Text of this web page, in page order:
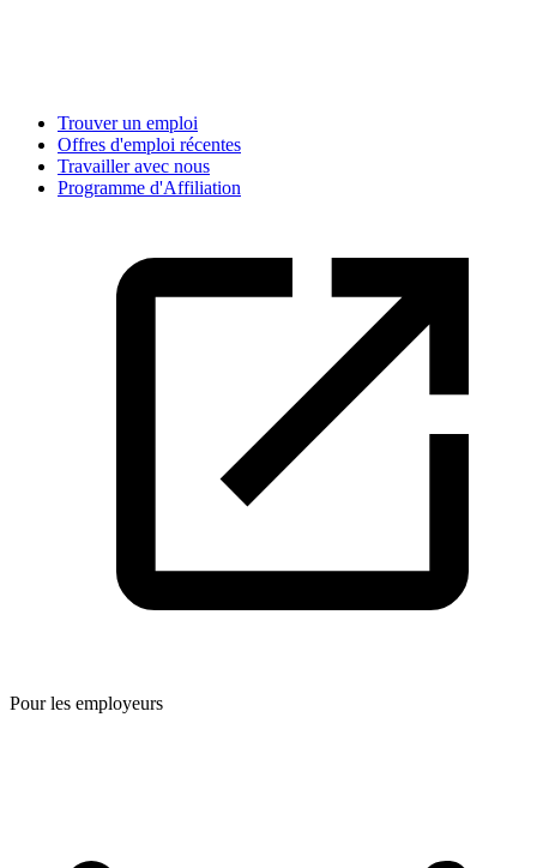
Trouver un emploi
Offres d'emploi récentes
Travailler avec nous
Programme d'Affiliation
Pour les employeurs